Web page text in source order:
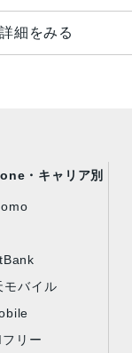
詳細をみる
・キャリア別
モバイル
リー